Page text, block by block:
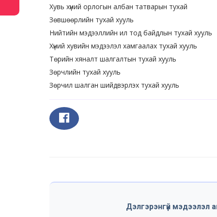
Хувь хүний орлогын албан татварын тухай
Зөвшөөрлийн тухай хууль
Нийтийн мэдээллийн ил тод байдлын тухай хууль
Хүний хувийн мэдээлэл хамгаалах тухай хууль
Төрийн хяналт шалгалтын тухай хууль
Зөрчлийн тухай хууль
Зөрчил шалган шийдвэрлэх тухай хууль
Дэлгэрэнгүй мэдээлэл